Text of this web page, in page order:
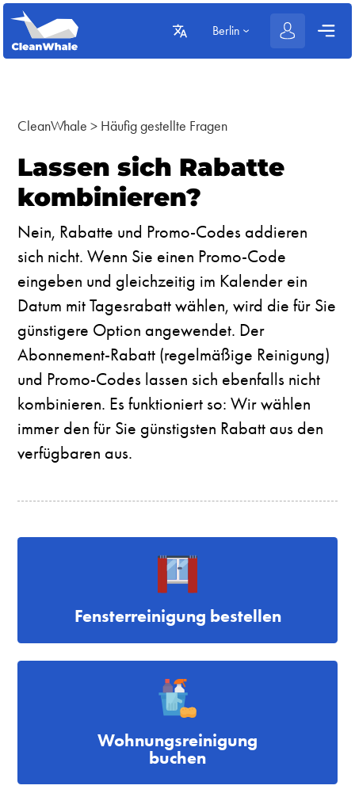
Berlin
CleanWhale > Häufig gestellte Fragen
Lassen sich Rabatte
kombinieren?
Nein, Rabatte und Promo-Codes addieren
sich nicht. Wenn Sie einen Promo-Code
eingeben und gleichzeitig im Kalender ein
Datum mit Tagesrabatt wählen, wird die für Sie
günstigere Option angewendet. Der
Abonnement-Rabatt (regelmäßige Reinigung)
und Promo-Codes lassen sich ebenfalls nicht
kombinieren. Es funktioniert so: Wir wählen
immer den für Sie günstigsten Rabatt aus den
verfügbaren aus.
Fensterreinigung bestellen
Wohnungsreinigung
buchen